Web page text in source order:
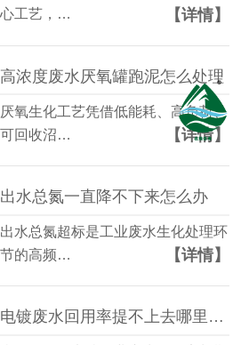
心工艺，…
【详情】
高浓度废水厌氧罐跑泥怎么处理
厌氧生化工艺凭借低能耗、高负荷、
可回收沼…
【详情】
出水总氮一直降不下来怎么办
出水总氮超标是工业废水生化处理环
节的高频…
【详情】
电镀废水回用率提不上去哪里有问题